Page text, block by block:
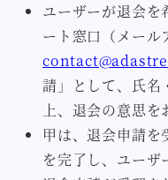
ユーザーが退会を
ート窓口（メール
請」として、氏名
上、退会の意思を
甲は、退会申請を
を完了し、ユーザ